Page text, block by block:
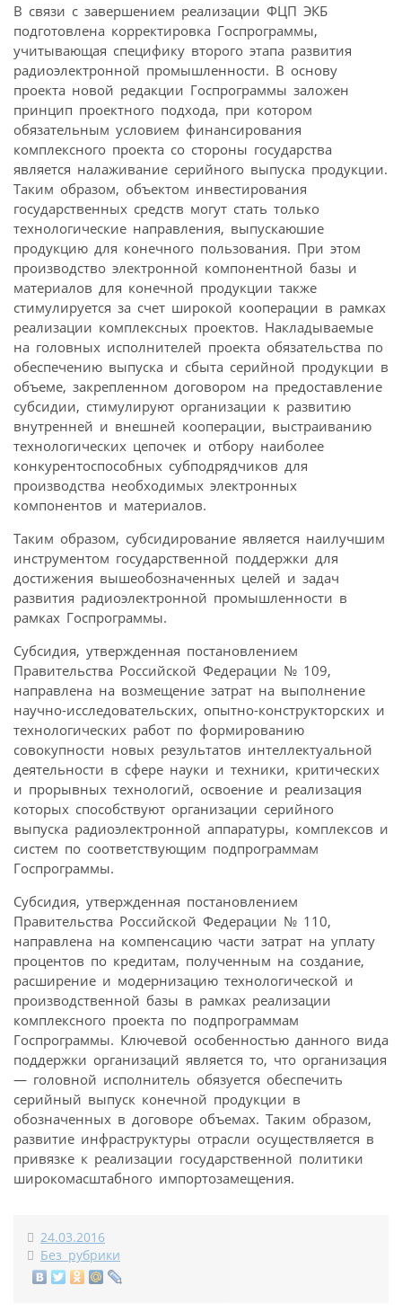
В связи с завершением реализации ФЦП ЭКБ
подготовлена корректировка Госпрограммы,
учитывающая специфику второго этапа развития
радиоэлектронной промышленности. В основу
проекта новой редакции Госпрограммы заложен
принцип проектного подхода, при котором
обязательным условием финансирования
комплексного проекта со стороны государства
является налаживание серийного выпуска продукции.
Таким образом, объектом инвестирования
государственных средств могут стать только
технологические направления, выпускаюшие
продукцию для конечного пользования. При этом
производство электронной компонентной базы и
материалов для конечной продукции также
стимулируется за счет широкой кооперации в рамках
реализации комплексных проектов. Накладываемые
на головных исполнителей проекта обязательства по
обеспечению выпуска и сбыта серийной продукции в
объеме, закрепленном договором на предоставление
субсидии, стимулируют организации к развитию
внутренней и внешней кооперации, выстраиванию
технологических цепочек и отбору наиболее
конкурентоспособных субподрядчиков для
производства необходимых электронных
компонентов и материалов.
Таким образом, субсидирование является наилучшим
инструментом государственной поддержки для
достижения вышеобозначенных целей и задач
развития радиоэлектронной промышленности в
рамках Госпрограммы.
Субсидия, утвержденная постановлением
Правительства Российской Федерации № 109,
направлена на возмещение затрат на выполнение
научно-исследовательских, опытно-конструкторских и
технологических работ по формированию
совокупности новых результатов интеллектуальной
деятельности в сфере науки и техники, критических
и прорывных технологий, освоение и реализация
которых способствуют организации серийного
выпуска радиоэлектронной аппаратуры, комплексов и
систем по соответствующим подпрограммам
Госпрограммы.
Субсидия, утвержденная постановлением
Правительства Российской Федерации № 110,
направлена на компенсацию части затрат на уплату
процентов по кредитам, полученным на создание,
расширение и модернизацию технологической и
производственной базы в рамках реализации
комплексного проекта по подпрограммам
Госпрограммы. Ключевой особенностью данного вида
поддержки организаций является то, что организация
— головной исполнитель обязуется обеспечить
серийный выпуск конечной продукции в
обозначенных в договоре объемах. Таким образом,
развитие инфраструктуры отрасли осуществляется в
привязке к реализации государственной политики
широкомасштабного импортозамещения.
24.03.2016
Без рубрики